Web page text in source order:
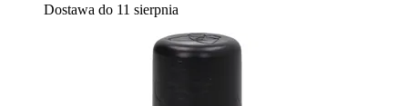
Dostawa do 11 sierpnia